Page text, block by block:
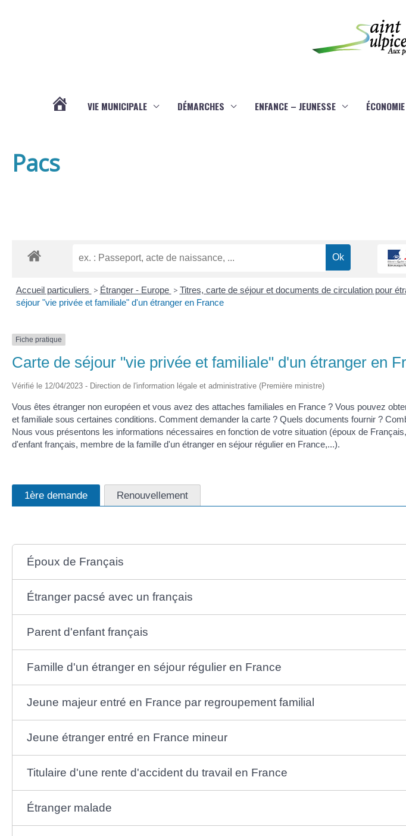
VIE MUNICIPALE DÉMARCHES ENFANCE – JEUNESSE
Pacs
Accueil particuliers > Étranger - Europe > Titres, carte de séjour et documents de circulation pour
séjour "vie privée et familiale" d'un étranger en France
Fiche pratique
Carte de séjour "vie privée et familiale" d'un étranger en
Vérifié le 12/04/2023 - Direction de l'information légale et administrative (Première ministre)
Vous êtes étranger non européen et vous avez des attaches familiales en France ? Vous pouvez
et familiale sous certaines conditions. Comment demander la carte ? Quels documents fournir ?
Nous vous présentons les informations nécessaires en fonction de votre situation (époux de
d'enfant français, membre de la famille d'un étranger en séjour régulier en France,...).
1ère demande Renouvellement
Époux de Français
Étranger pacsé avec un français
Parent d'enfant français
Famille d'un étranger en séjour régulier en France
Jeune majeur entré en France par regroupement familial
Jeune étranger entré en France mineur
Titulaire d'une rente d'accident du travail en France
Étranger malade